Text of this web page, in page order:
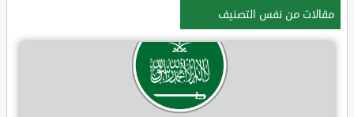
مقالات من نفس التصنيف